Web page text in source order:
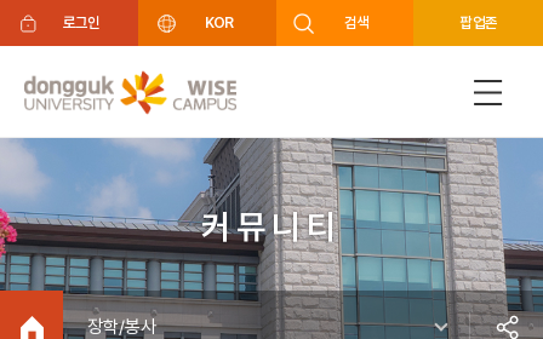
주메뉴 바로가기
푸터 바로가기
로그인 KOR 검색 팝업존
커뮤니티
장학/봉사